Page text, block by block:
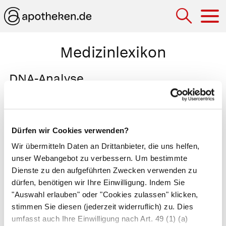
Dürfen wir Cookies verwenden?
Wir übermitteln Daten an Drittanbieter, die uns helfen,
unser Webangebot zu verbessern. Um bestimmte
Dienste zu den aufgeführten Zwecken verwenden zu
dürfen, benötigen wir Ihre Einwilligung. Indem Sie
"Auswahl erlauben" oder "Cookies zulassen" klicken,
stimmen Sie diesen (jederzeit widerruflich) zu. Dies
umfasst auch Ihre Einwilligung nach Art. 49 (1) (a)
Medizinlexikon
DNA-Analyse
Verfahren zur Untersuchung der Erbsubstanz
notwendig, wenn in der Familie des Patienten
Erbkrankheitenaufgetreten sind, bei denen die
Reihenfolge der Basen in der DNA abweicht.
Zudem kann der Arzt bei Infektionskrankheiten
Bakterien anhand ihrer DNA nachweisen
Polymerase-Kettenreaktion). Liegen unklare
Verwandtschaftsverhältnisse vor oder soll eine